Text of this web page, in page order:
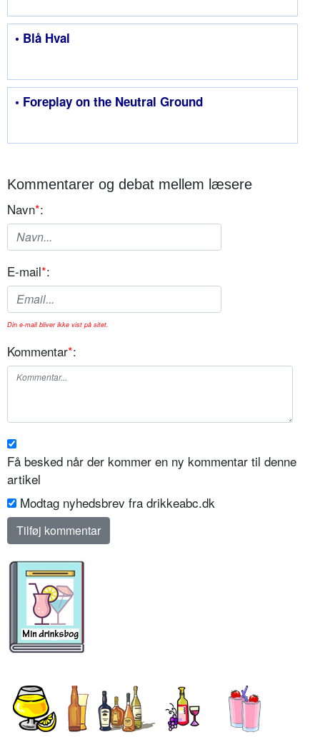
• Blå Hval
• Foreplay on the Neutral Ground
Kommentarer og debat mellem læsere
Navn*:
E-mail*:
Din e-mail bliver ikke vist på sitet.
Kommentar*:
Få besked når der kommer en ny kommentar til denne
artikel
Modtag nyhedsbrev fra drikkeabc.dk